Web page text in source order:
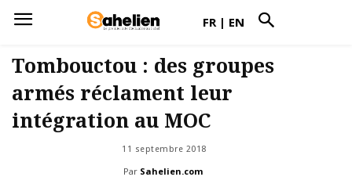
FR | EN
Tombouctou : des groupes
armés réclament leur
intégration au MOC
11 septembre 2018
Par Sahelien.com